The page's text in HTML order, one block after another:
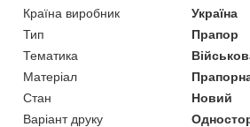
Країна виробник
Україна
Тип
Прапор
Тематика
Матеріал
Стан
Новий
Варіант друку